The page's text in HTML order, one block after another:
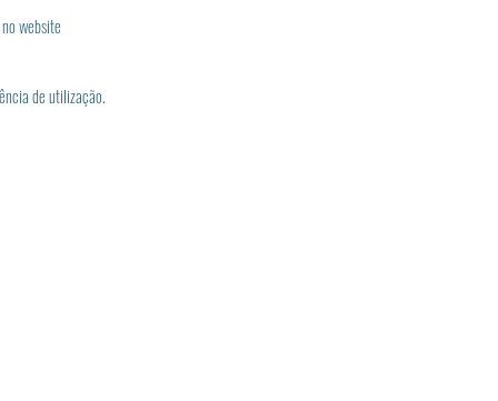
website
de utilização.